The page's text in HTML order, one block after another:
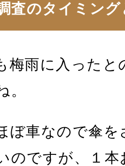
査のタイミング
梅雨に入ったと
。
ぼ車なので傘を
のですが、１